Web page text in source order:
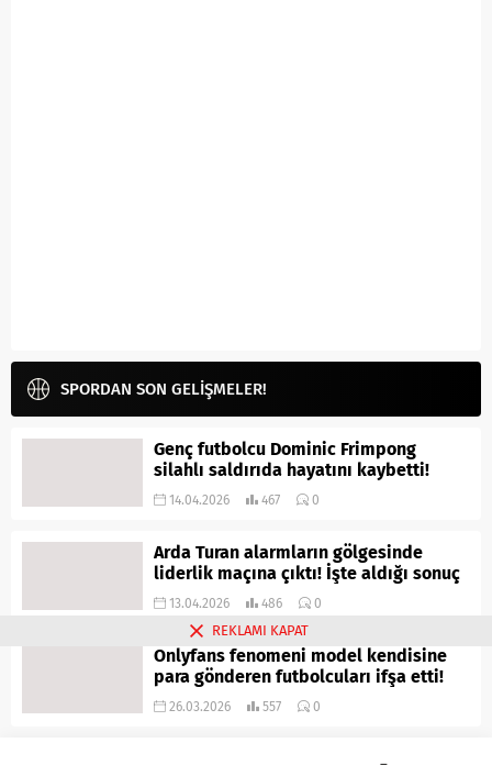
SPORDAN SON GELİŞMELER!
Genç futbolcu Dominic Frimpong
silahlı saldırıda hayatını kaybetti!
14.04.2026 467 0
Arda Turan alarmların gölgesinde
liderlik maçına çıktı! İşte aldığı sonuç
13.04.2026 486 0
Onlyfans fenomeni model kendisine
para gönderen futbolcuları ifşa etti!
26.03.2026 557 0
REKLAMI KAPAT